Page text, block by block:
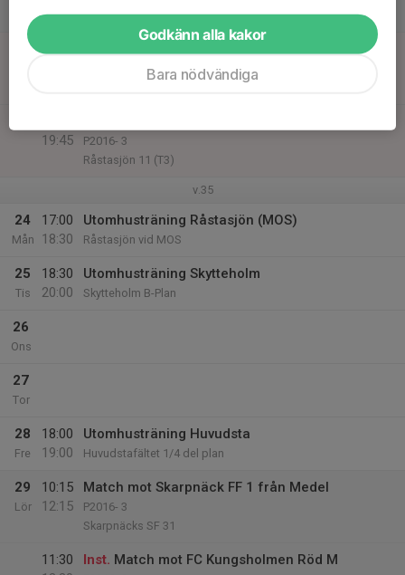
Käppala 1
23
19:45
P2016- 3
Råstasjön 11 (T3)
v.35
24
Mån
17:00
18:30
Utomhusträning Råstasjön (MOS)
Råstasjön vid MOS
25
Tis
18:30
20:00
Utomhusträning Skytteholm
Skytteholm B-Plan
26
Ons
27
Tor
28
Fre
18:00
19:00
Utomhusträning Huvudsta
Huvudstafältet 1/4 del plan
29
Lör
10:15
12:15
Match mot Skarpnäck FF 1 från Medel
P2016- 3
Skarpnäcks SF 31
11:30
Inst. Match mot FC Kungsholmen Röd M
Godkänn alla kakor
Bara nödvändiga